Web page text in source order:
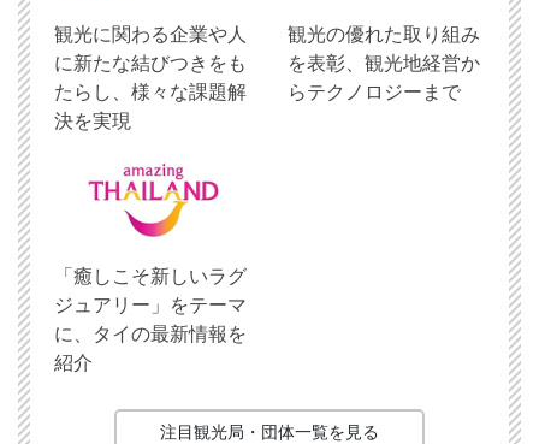
観光に関わる企業や人
に新たな結びつきをも
たらし、様々な課題解
決を実現
観光の優れた取り組み
を表彰、観光地経営か
らテクノロジーまで
「癒しこそ新しいラグ
ジュアリー」をテーマ
に、タイの最新情報を
紹介
注目観光局・団体一覧を見る